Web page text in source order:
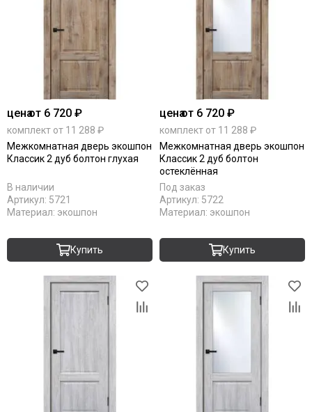
ценаот 6 720 ₽
комплект от 11 288 ₽
Межкомнатная дверь экошпон
Классик 2 дуб болтон глухая
В наличии
Артикул: 5721
Материал: экошпон
Купить
ценаот 6 720 ₽
комплект от 11 288 ₽
Межкомнатная дверь экошпон
Классик 2 дуб болтон
остеклённая
Под заказ
Артикул: 5722
Материал: экошпон
Купить